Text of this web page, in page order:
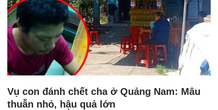
Vụ con đánh chết cha ở Quảng Nam: Mâu
thuẫn nhỏ, hậu quả lớn